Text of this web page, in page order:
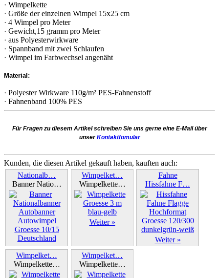
· Wimpelkette
· Größe der einzelnen Wimpel 15x25 cm
· 4 Wimpel pro Meter
· Gewicht,15 gramm pro Meter
· aus Polyesterwirkware
· Spannband mit zwei Schlaufen
· Wimpel im Farbwechsel angenäht
Material:
· Polyester Wirkware 110g/m² PES-Fahnenstoff
· Fahnenband 100% PES
Für Fragen zu diesem Artikel schreiben Sie uns gerne eine E-Mail über
unserKontaktfomular
Kunden, die diesen Artikel gekauft haben, kauften auch:
Nationalb…
Banner Natio…
Weiter »
Wimpelket…
Wimpelkette…
Weiter »
Fahne
Hissfahne F…
Weiter »
Wimpelket…
Wimpelkette…
Wimpelket…
Wimpelkette…